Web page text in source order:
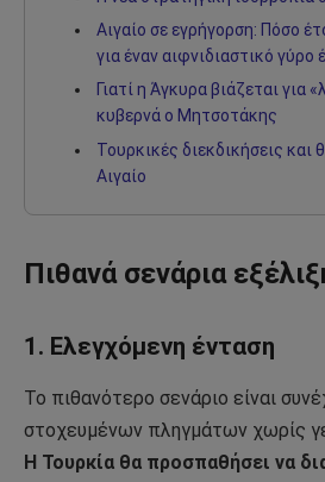
Αιγαίο σε εγρήγορση: Πόσο
για έναν αιφνιδιαστικό γύρο
Γιατί η Άγκυρα βιάζεται για
κυβερνά ο Μητσοτάκης
Τουρκικές διεκδικήσεις και
Αιγαίο
Πιθανά σενάρια
1. Ελεγχόμενη ένταση
Το πιθανότερο σενάριο είναι
στοχευμένων πληγμάτων χωρίς
Η Τουρκία θα προσπαθήσει να